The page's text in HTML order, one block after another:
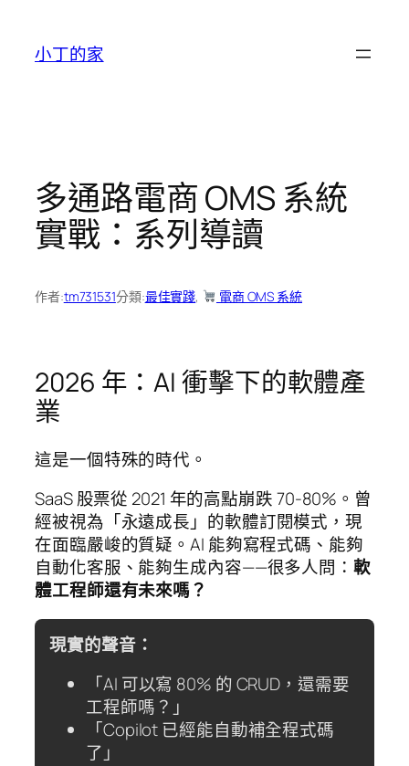
小丁的家
多通路電商 OMS 系統
實戰：系列導讀
作者:tm731531分類:最佳實踐, 電商 OMS 系統
2026 年：AI 衝擊下的軟體產
業
這是一個特殊的時代。
SaaS 股票從 2021 年的高點崩跌 70-80%。曾
經被視為「永遠成長」的軟體訂閱模式，現
在面臨嚴峻的質疑。AI 能夠寫程式碼、能夠
自動化客服、能夠生成內容——很多人問：軟
體工程師還有未來嗎？
現實的聲音：
「AI 可以寫 80% 的 CRUD，還需要
工程師嗎？」
「Copilot 已經能自動補全程式碼
了」